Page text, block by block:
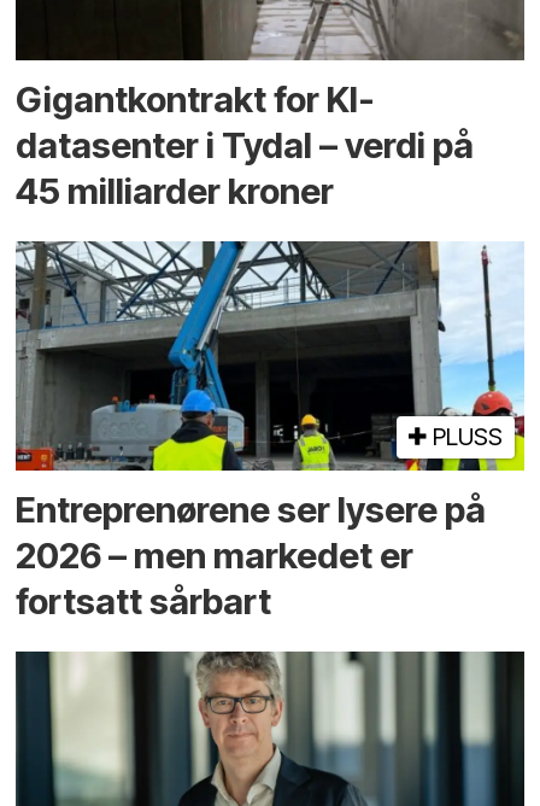
Gigantkontrakt for KI-
datasenter i Tydal – verdi på
45 milliarder kroner
PLUSS
Entreprenørene ser lysere på
2026 – men markedet er
fortsatt sårbart